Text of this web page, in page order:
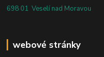
698 01 Veselí nad Moravou
webové stránky